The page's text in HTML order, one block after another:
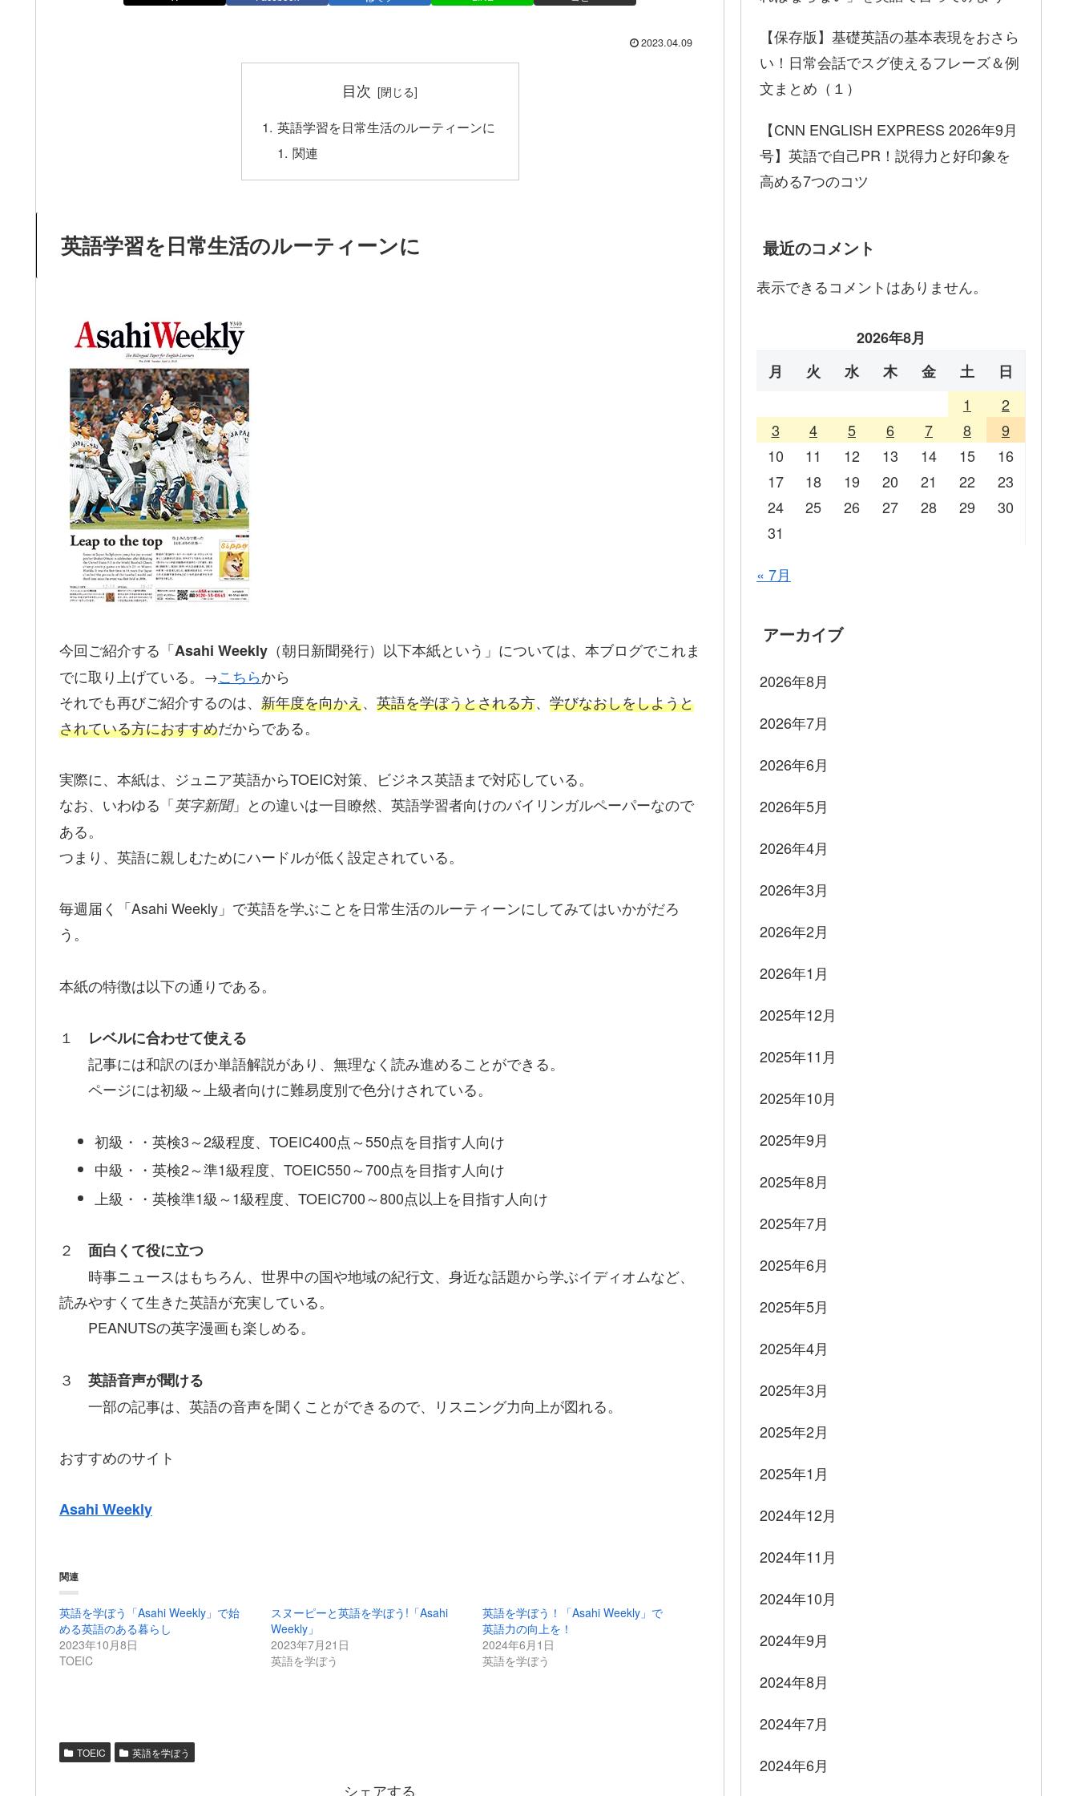
2023.04.09
目次
英語学習を日常生活のルーティーンに
関連
英語学習を日常生活のルーティーンに
今回ご紹介する「Asahi Weekly （朝日新聞発行）以下本紙という」については、本ブログでこれま
でに取り上げている。→こちらから
それでも再びご紹介するのは、 新年度を向かえ、 英語を学ぼうとされる方、 学びなおしをしようと
されている方におすすめだからである。
実際に、本紙は、ジュニア英語からTOEIC対策、ビジネス英語まで対応している。
なお、いわゆる「英字新聞」との違いは一目瞭然、英語学習者向けのバイリンガルペーパーなので
ある。
つまり、英語に親しむためにハードルが低く設定されている。
毎週届く「Asahi Weekly」で英語を学ぶことを日常生活のルーティーンにしてみてはいかがだろ
う。
本紙の特徴は以下の通りである。
１ レベルに合わせて使える
記事には和訳のほか単語解説があり、無理なく読み進めることができる。
ページには初級～上級者向けに難易度別で色分けされている。
初級・・英検3～2級程度、TOEIC400点～550点を目指す人向け
中級・・英検2～準1級程度、TOEIC550～700点を目指す人向け
上級・・英検準1級～1級程度、TOEIC700～800点以上を目指す人向け
２ 面白くて役に立つ
時事ニュースはもちろん、世界中の国や地域の紀行文、身近な話題から学ぶイディオムなど、
読みやすくて生きた英語が充実している。
PEANUTSの英字漫画も楽しめる。
３ 英語音声が聞ける
一部の記事は、英語の音声を聞くことができるので、リスニング力向上が図れる。
おすすめのサイト
Asahi Weekly
関連
英語を学ぼう「Asahi Weekly」で始
める英語のある暮らし
2023年10月8日
TOEIC
スヌーピーと英語を学ぼう!「Asahi
Weekly」
2023年7月21日
英語を学ぼう
英語を学ぼう！「Asahi Weekly」で
英語力の向上を！
2024年6月1日
英語を学ぼう
TOEIC 英語を学ぼう
シェアする
【保存版】基礎英語の基本表現をおさら
い！日常会話でスグ使えるフレーズ＆例
文まとめ（１）
【CNN ENGLISH EXPRESS 2026年9月
号】英語で自己PR！説得力と好印象を
高める7つのコツ
最近のコメント
表示できるコメントはありません。
2026年8月
月
火 水 木 金 土
日
1
2
3
4 5 6 7 8
9
10
11 12 13 14 15
16
17
18 19 20 21 22
23
24
25 26 27 28 29
30
31
« 7月
アーカイブ
2026年8月
2026年7月
2026年6月
2026年5月
2026年4月
2026年3月
2026年2月
2026年1月
2025年12月
2025年11月
2025年10月
2025年9月
2025年8月
2025年7月
2025年6月
2025年5月
2025年4月
2025年3月
2025年2月
2025年1月
2024年12月
2024年11月
2024年10月
2024年9月
2024年8月
2024年7月
2024年6月